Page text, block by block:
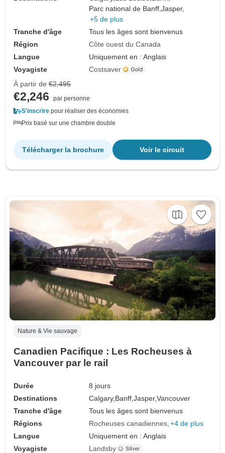
Parc national de Banff,Jasper,
+5 de plus
Tranche d'âge
Tous les âges sont bienvenus
Région
Côte ouest du Canada
Langue
Uniquement en : Anglais
Voyagiste
Costsaver
À partir de €2,495
€2,246
par personne
S'inscrire pour réaliser des économies
Prix basé sur une chambre double
Voir le circuit
Télécharger la brochure
Nature & Vie sauvage
Canadien Pacifique : Les Rocheuses à
Vancouver par le rail
Durée
8 jours
Destinations
Calgary, Banff,Jasper,Vancouver
Tranche d'âge
Tous les âges sont bienvenus
Régions
Rocheuses canadiennes +4 de plus
Langue
Uniquement en : Anglais
Voyagiste
Landsby